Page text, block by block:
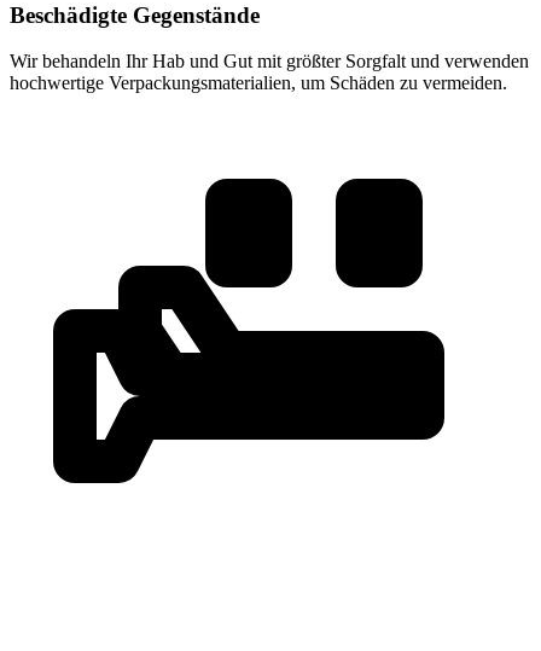
Beschädigte Gegenstände
Wir behandeln Ihr Hab und Gut mit größter Sorgfalt und verwenden
hochwertige Verpackungsmaterialien, um Schäden zu vermeiden.